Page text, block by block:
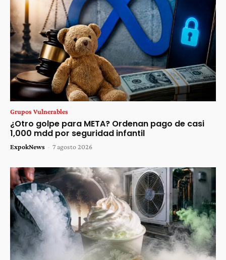
Grupos Vulnerables
¿Otro golpe para META? Ordenan pago de casi
1,000 mdd por seguridad infantil
ExpokNews - 7 agosto 2026